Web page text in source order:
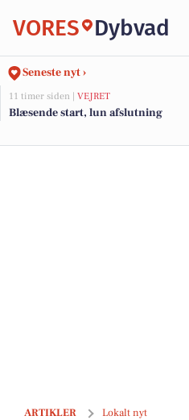
VORES Dybvad
Seneste nyt ›
11 timer siden | VEJRET
Blæsende start, lun afslutning
ARTIKLER Lokalt nyt
Frederikshavn Kommune